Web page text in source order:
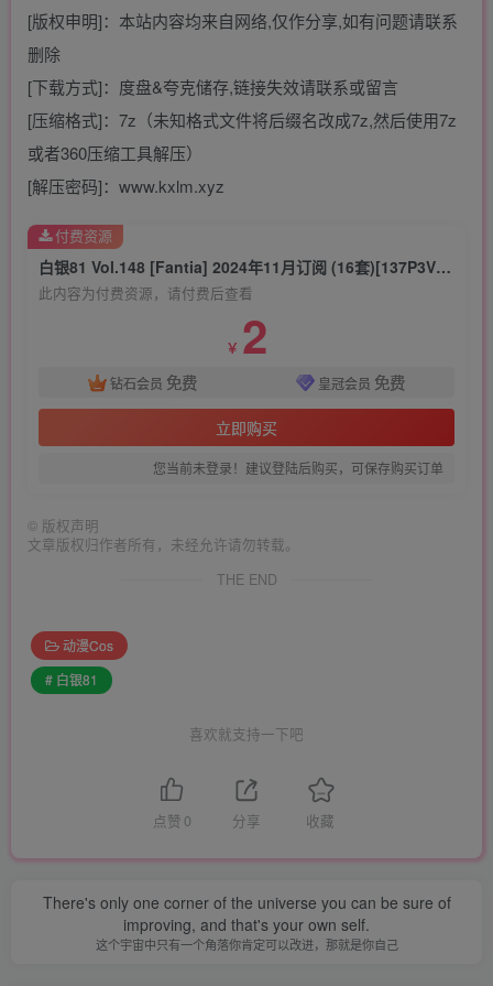
[版权申明]：本站内容均来自网络,仅作分享,如有问题请联系
删除
[下载方式]：度盘&夸克储存,链接失效请联系或留言
[压缩格式]：7z（未知格式文件将后缀名改成7z,然后使用7z
或者360压缩工具解压）
[解压密码]：www.kxlm.xyz
白银81 Vol.148 [Fantia] 2024年11月订阅 (16套)[137P3V-1.24G]
此内容为付费资源，请付费后查看
￥ 2
钻石会员 免费 皇冠会员 免费
立即购买
您当前未登录！建议登陆后购买，可保存购买订单
付费资源
© 版权声明
文章版权归作者所有，未经允许请勿转载。
THE END
动漫Cos
# 白银81
喜欢就支持一下吧
点赞 0 分享 收藏
There's only one corner of the universe you can be sure of
improving, and that's your own self.
这个宇宙中只有一个角落你肯定可以改进，那就是你自己